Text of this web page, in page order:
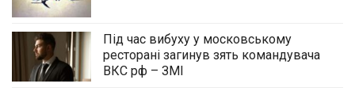
Під час вибуху у московському
ресторані загинув зять командувача
ВКС рф – ЗМІ